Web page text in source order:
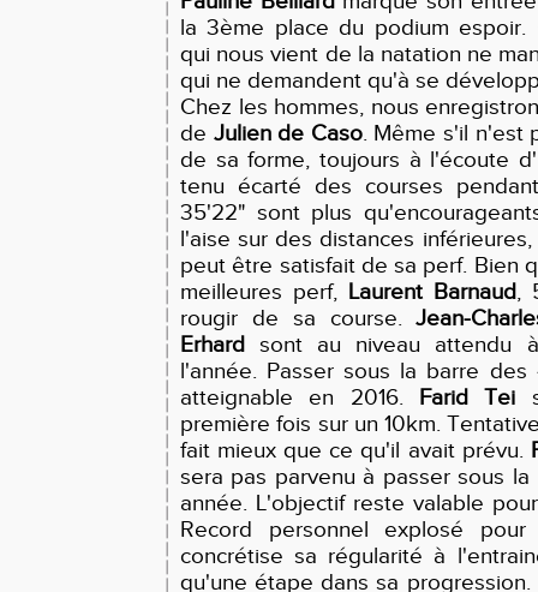
la 3ème place du podium
qui nous vient de la natation ne
qui ne demandent qu'à se
Chez les hommes, nous
de Julien de Caso. Même s'il n'est
de sa forme, toujours à l'écoute
tenu écarté des courses
35'22" sont plus
l'aise sur des distances inférieures,
peut être satisfait de sa perf. Bien
meilleures perf, Laurent Barnaud,
rougir de sa course.Jean-
Erhard sont au niveau attendu
l'année. Passer sous la barre
atteignable en 2016. Farid Tei
première fois sur un 10km.
fait mieux que ce qu'il avait prévu.
sera pas parvenu à passer sous
année. L'objectif reste valable
Record personnel explosé
concrétise sa régularité à
qu'une étape dans sa progression.